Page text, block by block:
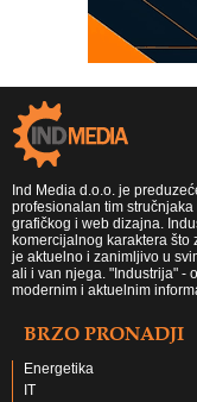
Ind Media d.o.o. je
profesionalan tim
grafičkog i web dizajna.
komercijalnog karaktera što
je aktuelno i zanimljivo u
ali i van njega. "Industrija" -
modernim i aktuelnim
BRZO PRONADJI
Energetika
IT